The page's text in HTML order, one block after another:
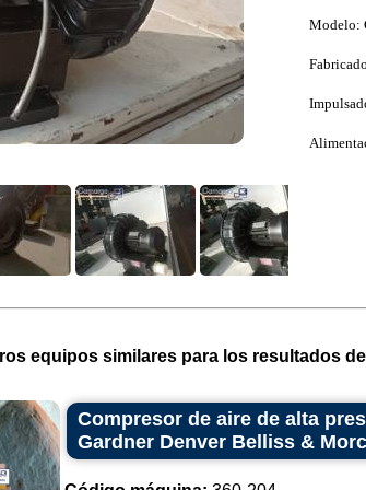
Modelo:
equipos similares para los resultados
Compresor de aire de alta
Gardner Denver Belliss &